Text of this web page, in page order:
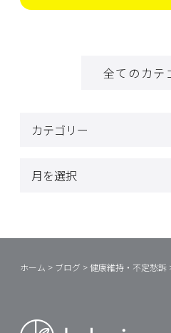
全てのカテ
ホーム > ブログ >健康維持・不定愁訴